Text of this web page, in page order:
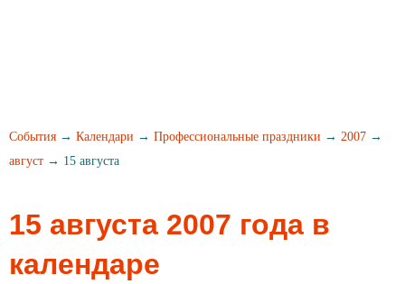
События → Календари → Профессиональные праздники → 2007 →
август → 15 августа
15 августа 2007 года в
календаре